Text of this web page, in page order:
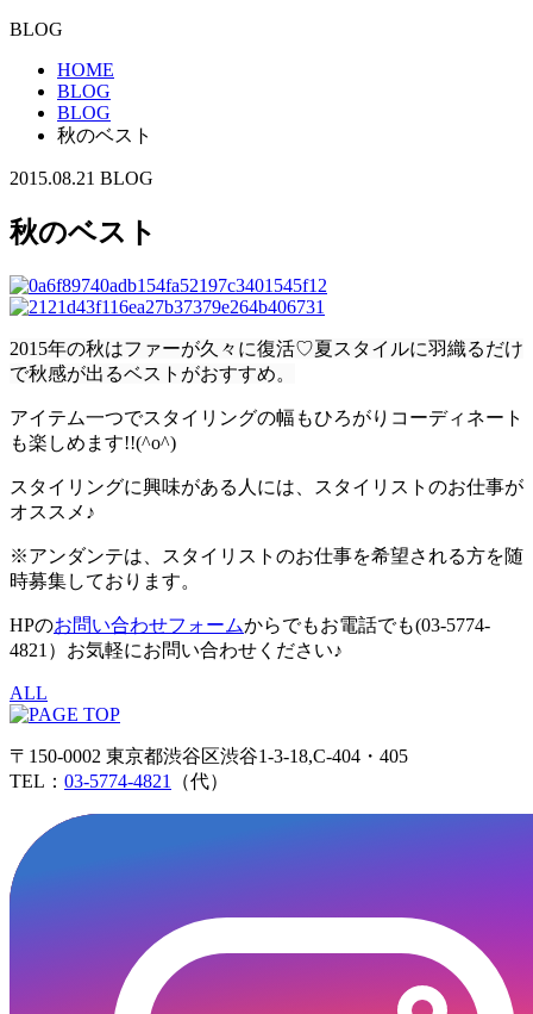
BLOG
HOME
BLOG
BLOG
秋のベスト
2015.08.21 BLOG
秋のベスト
2015年の秋はファーが久々に復活♡夏スタイルに羽織るだけ
で秋感が出るベストがおすすめ。
アイテム一つでスタイリングの幅もひろがりコーディネート
も楽しめます!!(^o^)
スタイリングに興味がある人には、スタイリストのお仕事が
オススメ♪
※アンダンテは、スタイリストのお仕事を希望される方を随
時募集しております。
HPのお問い合わせフォームからでもお電話でも(03-5774-
4821）お気軽にお問い合わせください♪
ALL
〒150-0002 東京都渋谷区渋谷1-3-18,C-404・405
TEL： 03-5774-4821 （代）